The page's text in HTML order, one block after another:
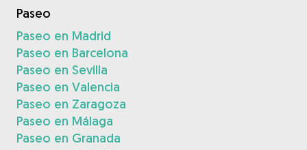
Paseo
Paseo en Madrid
Paseo en Barcelona
Paseo en Sevilla
Paseo en Valencia
Paseo en Zaragoza
Paseo en Málaga
Paseo en Granada